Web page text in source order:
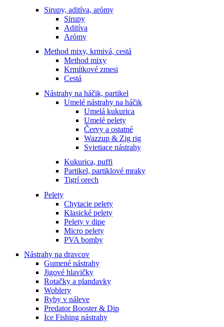
Sirupy, aditíva, arómy
Sirupy
Aditíva
Arómy
Method mixy, krmivá, cestá
Method mixy
Krmítkové zmesi
Cestá
Nástrahy na háčik, partikel
Umelé nástrahy na háčik
Umelá kukurica
Umelé pelety
Červy a ostatné
Wazzup & Zig rig
Svietiace nástrahy
Kukurica, puffi
Partikel, partiklové mraky
Tigrí orech
Pelety
Chytacie pelety
Klasické pelety
Pelety v dipe
Micro pelety
PVA bomby
Nástrahy na dravcov
Gumené nástrahy
Jigové hlavičky
Rotačky a plandavky
Woblery
Ryby v náleve
Predator Booster & Dip
Ice Fishing nástrahy